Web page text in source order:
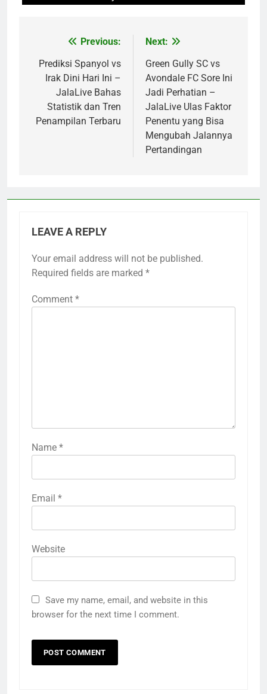
navigation
Previous:
Prediksi Spanyol vs
Irak Dini Hari Ini –
JalaLive Bahas
Statistik dan Tren
Penampilan Terbaru
Next:
Green Gully SC vs
Avondale FC Sore Ini
Jadi Perhatian –
JalaLive Ulas Faktor
Penentu yang Bisa
Mengubah Jalannya
Pertandingan
LEAVE A REPLY
Your email address will not be published.
Required fields are marked *
Comment *
Name *
Email *
Website
Save my name, email, and website in this
browser for the next time I comment.